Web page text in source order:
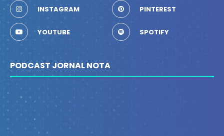
INSTAGRAM PINTEREST
YOUTUBE SPOTIFY
PODCAST JORNAL NOTA